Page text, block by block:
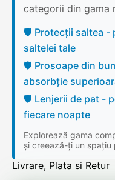
categorii din gama
🛡️ Protecții saltea -
saltelei tale
🛡️ Prosoape din
absorbție
🛡️ Lenjerii de pat -
fiecare noapte
Explorează gama
și creează-ți un
Livrare, Plata si Retur